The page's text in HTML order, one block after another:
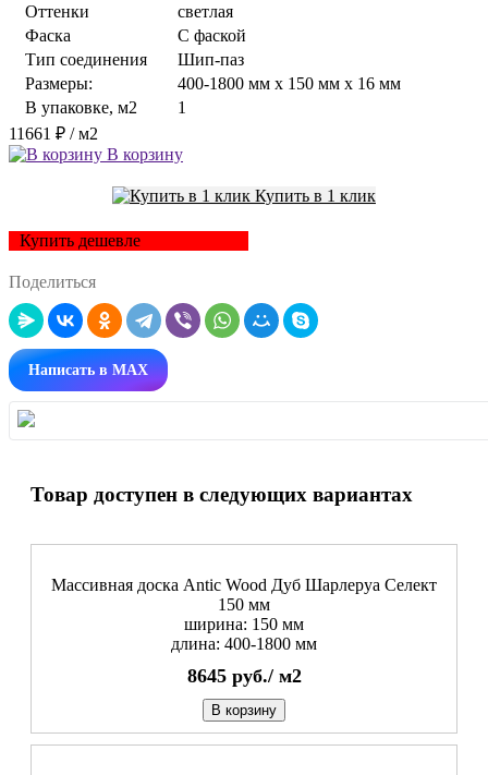
Оттенки
светлая
Фаска
С фаской
Тип соединения
Шип-паз
Размеры:
400-1800 мм x 150 мм x 16 мм
В упаковке, м2
1
11661 ₽ / м2
В корзину
Купить в 1 клик
Купить дешевле
Поделиться
Написать в MAX
Товар доступен в следующих вариантах
Массивная доска Antic Wood Дуб Шарлеруа Селект
150 мм
ширина: 150 мм
длина: 400-1800 мм
8645 руб./ м2
В корзину